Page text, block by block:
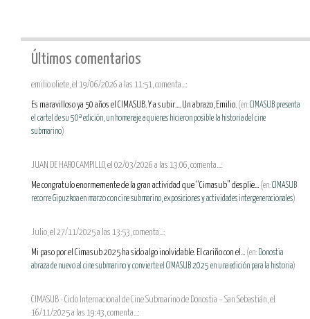
Últimos comentarios
emilio oliete, el 19/06/2026 a las 11:51, comenta...:
Es maravilloso ya 50 años el CIMASUB. Y a subir.... Un abrazo, Emilio. (en:CIMASUB presenta
el cartel de su 50ª edición, un homenaje a quienes hicieron posible la historia del cine
submarino)
JUAN DE HARO CAMPILLO, el 02/03/2026 a las 13:06, comenta...:
Me congratulo enormemente de la gran actividad que “Cimasub” desplie... (en:CIMASUB
recorre Gipuzkoa en marzo con cine submarino, exposiciones y actividades intergeneracionales)
Julio, el 27/11/2025 a las 13:53, comenta...:
Mi paso por el Cimasub 2025 ha sido algo inolvidable. El cariño con el... (en: Donostia
abraza de nuevo al cine submarino y convierte el CIMASUB 2025 en una edición para la historia)
CIMASUB - Ciclo Internacional de Cine Submarino de Donostia – San Sebastián, el
16/11/2025 a las 19:43, comenta...: